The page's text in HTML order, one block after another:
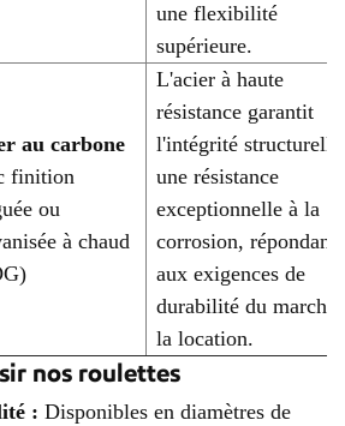
une flexibilité
supérieure.
au carbone
finition
ou
à chaud
L'acier à haute
résistance garantit
l'intégrité structurelle
une résistance
exceptionnelle à la
corrosion, répondant
aux exigences de
durabilité du marché
la location.
nos roulettes
: Disponibles en diamètres de